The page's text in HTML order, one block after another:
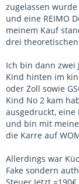
zugelassen
und eine REIMO
meinem Kauf
drei
Ich bin dann zwei
Kind hinten im
oder Zoll sowie
Kind No 2 kam
ausgedruckt,
und bin mit
die Karre auf
Allerdings war
Fake sondern